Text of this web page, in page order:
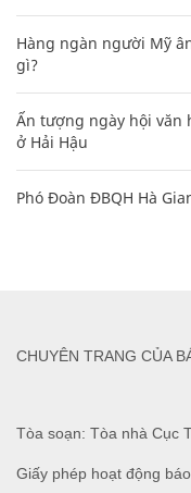
Hàng ngàn người Mỹ
gì?
Ấn tượng ngày hội văn
ở Hải Hậu
Phó Đoàn ĐBQH Hà
Tòa soạn: Tòa nhà Cục
Giấy phép hoạt động
CHUYÊN TRANG CỦA